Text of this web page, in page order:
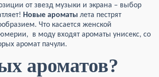
от звезд музыки и экрана – выбор
Новые ароматы лета пестрят
Что касается женской
в моду входят ароматы унисекс, со
аромат пачули.
ароматов?